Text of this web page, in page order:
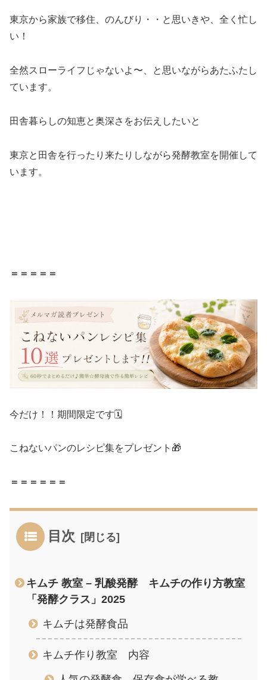
東京から家族で移住、のんびり・・と思いきや、全く忙し
い！
全然スローライフじゃないよ〜、と思いながらあたふたし
ています。
田舎暮らしの知恵と奥深さをお伝えしたいと
東京と田舎を行ったり来たりしながら発酵教室を開催して
います。
＝＝＝＝＝
今だけ！！期間限定です🗓️
こねないパンのレシピ集をプレゼント🎁
＝＝＝＝＝＝
目次
キムチ 教室 – 乳酸発酵 キムチの作り方教室
「発酵クラス」2025
キムチは発酵食品
キムチ作り教室 内容